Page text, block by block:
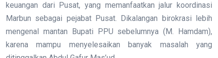
keuangan dari Pusat, yang memanfaatkan jalur koordinasi
Marbun sebagai pejabat Pusat. Dikalangan birokrasi lebih
mengenal mantan Bupati PPU sebelumnya (M. Hamdam),
karena mampu menyelesaikan banyak masalah yang